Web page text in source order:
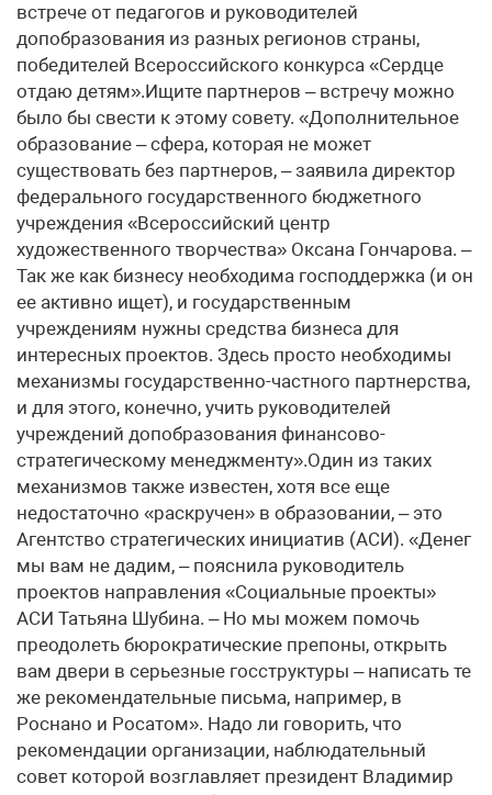
встрече от педагогов и руководителей
допобразования из разных регионов страны,
победителей Всероссийского конкурса «Сердце
отдаю детям».Ищите партнеров – встречу можно
было бы свести к этому совету. «Дополнительное
образование – сфера, которая не может
существовать без партнеров, – заявила директор
федерального государственного бюджетного
учреждения «Всероссийский центр
художественного творчества» Оксана Гончарова. –
Так же как бизнесу необходима господдержка (и он
ее активно ищет), и государственным
учреждениям нужны средства бизнеса для
интересных проектов. Здесь просто необходимы
механизмы государственно-частного партнерства,
и для этого, конечно, учить руководителей
учреждений допобразования финансово-
стратегическому менеджменту».Один из таких
механизмов также известен, хотя все еще
недостаточно «раскручен» в образовании, – это
Агентство стратегических инициатив (АСИ). «Денег
мы вам не дадим, – пояснила руководитель
проектов направления «Социальные проекты»
АСИ Татьяна Шубина. – Но мы можем помочь
преодолеть бюрократические препоны, открыть
вам двери в серьезные госструктуры – написать те
же рекомендательные письма, например, в
Роснано и Росатом». Надо ли говорить, что
рекомендации организации, наблюдательный
совет которой возглавляет президент Владимир